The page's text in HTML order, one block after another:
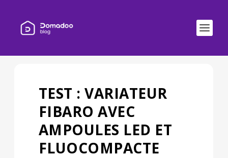
TEST : VARIATEUR
FIBARO AVEC
AMPOULES LED ET
FLUOCOMPACTE